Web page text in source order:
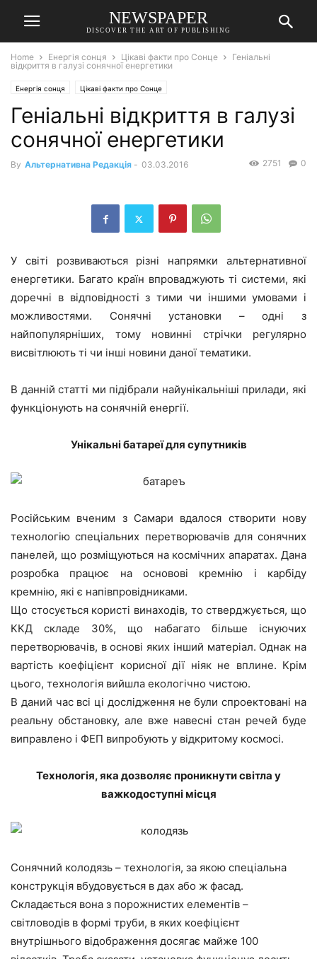
NEWSPAPER
DISCOVER THE ART OF PUBLISHING
Home Енергія сонця Цікаві факти про Сонце
Геніальні
відкриття в галузі сонячної енергетики
Енергія сонця Цікаві факти про Сонце
Геніальні відкриття в галузі
сонячної енергетики
By Альтернативна Редакція - 03.03.2016 0
2751
У світі розвиваються різні напрямки альтернативної
енергетики. Багато країн впроваджують ті системи, які
доречні в відповідності з тими чи іншими умовами і
можливостями. Сонячні установки – одні з
найпопулярніших, тому новинні стрічки регулярно
висвітлюють ті чи інші новини даної тематики.
В данній статті ми підібрали найунікальніші прилади, які
функціонують на сонячній енергії.
Унікальні батареї для супутників
Російським вченим з Самари вдалося створити нову
технологію спеціальних перетворювачів для сонячних
панелей, що розміщуються на космічних апаратах. Дана
розробка працює на основові кремнію і карбіду
кремнію, які є напівпровідниками.
Що стосується користі винаходів, то стверджується, що
ККД складе 30%, що набагато більше існуючих
перетворювачів, в основі яких інший матеріал. Однак на
вартість коефіцієнт корисної дії ніяк не вплине. Крім
цього, технологія вийшла екологічно чистою.
В даний час всі ці дослідження не були спроектовані на
реальну обстановку, але вже навесні стан речей буде
виправлено і ФЕП випробують у відкритому космосі.
Технологія, яка дозволяє проникнути світла у
важкодоступні місця
Сонячний колодязь – технологія, за якою спеціальна
конструкція вбудовується в дах або ж фасад.
Складається вона з порожнистих елементів –
світловодів в формі труби, в яких коефіцієнт
внутрішнього відображення досягає майже 100